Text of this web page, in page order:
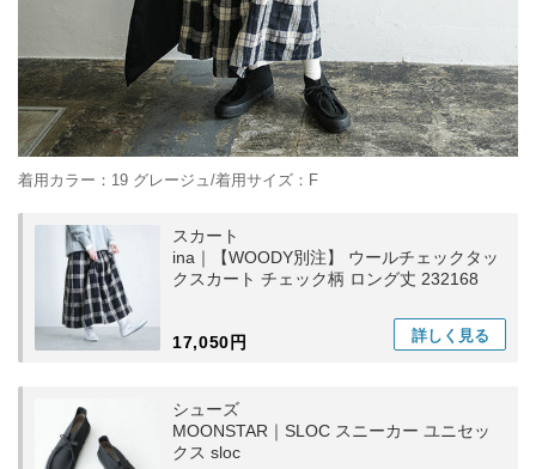
着用カラー：19 グレージュ/着用サイズ：F
スカート
ina｜【WOODY別注】 ウールチェックタッ
クスカート チェック柄 ロング丈 232168
17,050円 詳しく 見る
シューズ
MOONSTAR｜SLOC スニーカー ユニセッ
クス sloc